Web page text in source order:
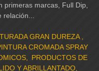
primeras marcas, Full Dip,
relación...
GRAN DUREZA
CROMADA SPRAY
PRODUCTOS DE
Y ABRILLANTADO